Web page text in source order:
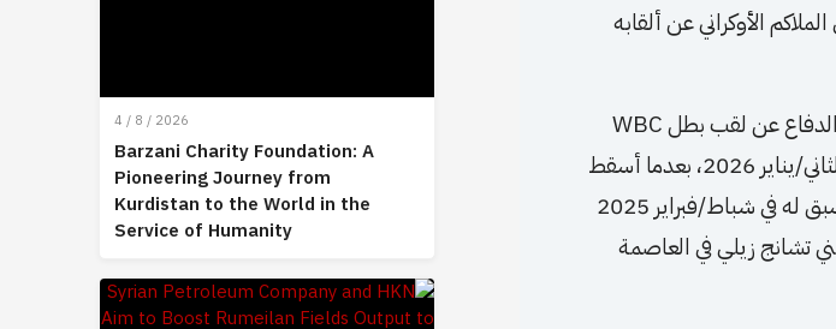
الأوكراني عن ألقابه
ويأتي هذا الإنجاز تتويجاً لمسيرة احترافية مميزة للملاكم الكردي، الذي نجح في الدفاع عن لقب بطل WBC
المؤقت أمام البولندي داميان كنيبا في مدينة أوبرهاوزن الألمانية خلال كانون الثاني/يناير 2026، بعدما أسقط
منافسه بالضربة القاضية في الجولة الثالثة أمام أكثر من 13 ألف متفرج. كما سبق له في شباط/فبراير 2025
تشانج زيلي في العاصمة
4 / 8 / 2026
Barzani Charity Foundation: A
Pioneering Journey from
Kurdistan to the World in the
Service of Humanity